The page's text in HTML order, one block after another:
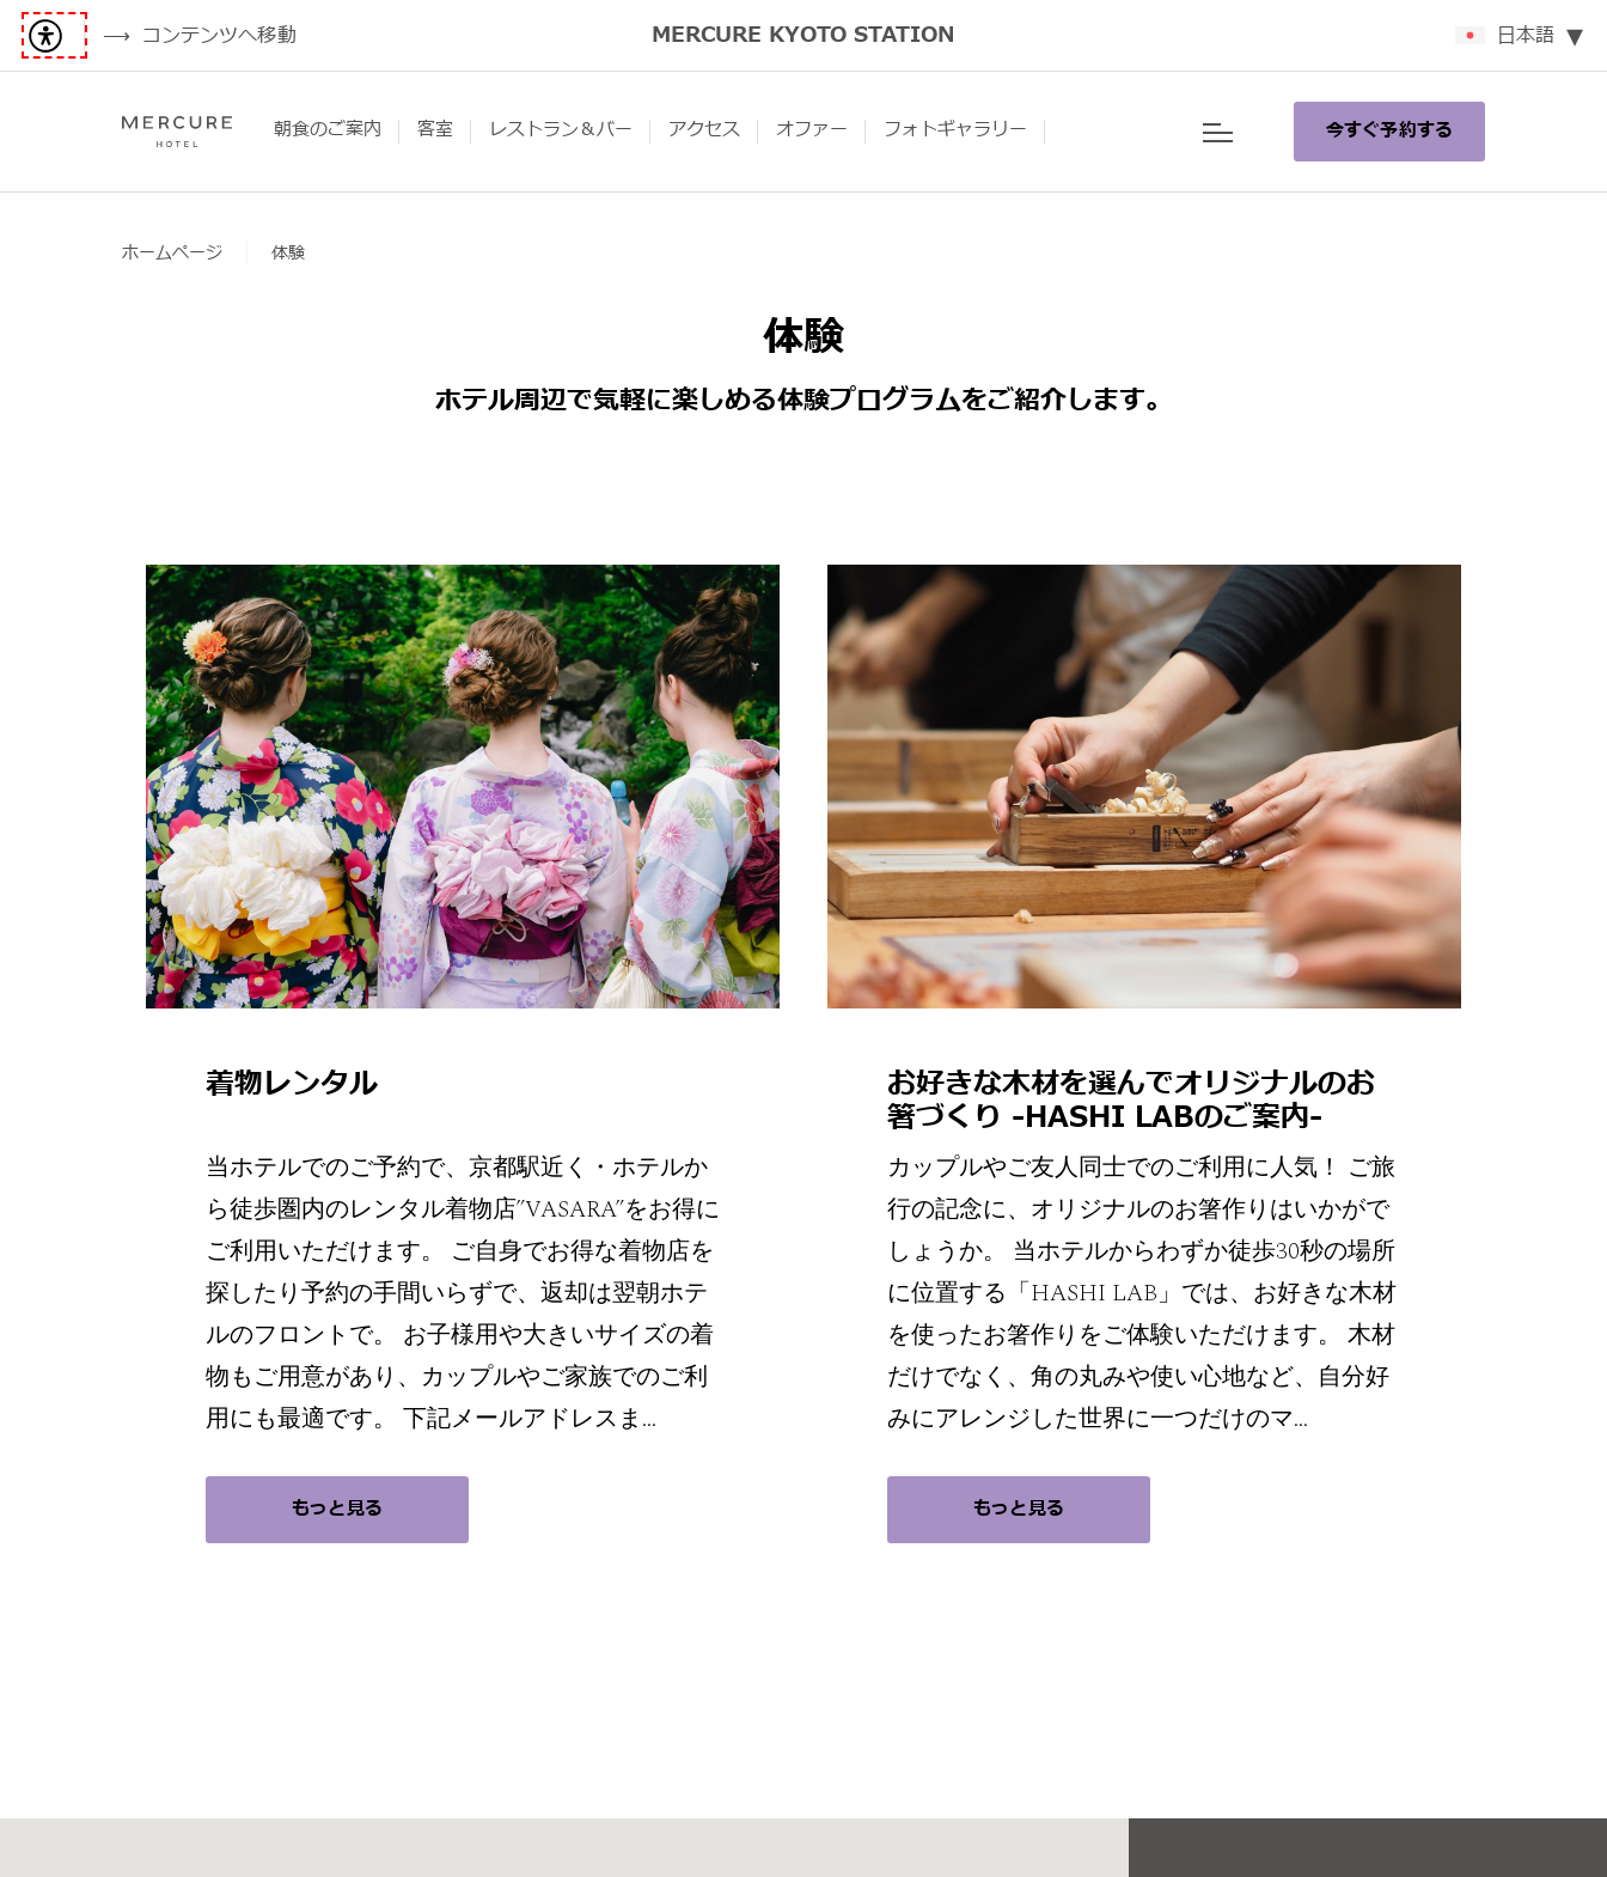
コンテンツへ移動 MERCURE KYOTO STATION 日本語
朝食のご案内 客室 レストラン＆バー アクセス オファー フォトギャラリー 今すぐ予約する
ホームページ 体験
体験
ホテル周辺で気軽に楽しめる体験プログラムをご紹介します。
着物レンタル
当ホテルでのご予約で、京都駅近く・ホテルか
ら徒歩圏内のレンタル着物店”VASARA”をお得に
ご利用いただけます。 ご自身でお得な着物店を
探したり予約の手間いらずで、返却は翌朝ホテ
ルのフロントで。 お子様用や大きいサイズの着
物もご用意があり、カップルやご家族でのご利
用にも最適です。 下記メールアドレスま…
もっと見る
お好きな木材を選んでオリジナルのお
箸づくり -HASHI LABのご案内-
カップルやご友人同士でのご利用に人気！ ご旅
行の記念に、オリジナルのお箸作りはいかがで
しょうか。 当ホテルからわずか徒歩30秒の場所
に位置する「HASHI LAB」では、お好きな木材
を使ったお箸作りをご体験いただけます。 木材
だけでなく、角の丸みや使い心地など、自分好
みにアレンジした世界に一つだけのマ…
もっと見る